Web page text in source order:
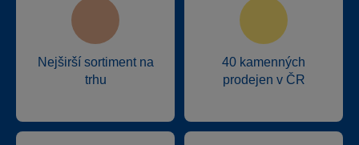
Nejširší sortiment na
trhu
40 kamenných
prodejen v ČR